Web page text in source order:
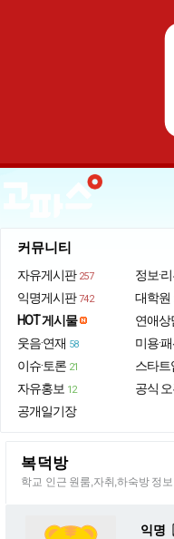
커뮤니티
자유게시판 257
익명게시판 742
HOT 게시물
웃음·연재 58
이슈·토론 21
자유홍보 12
공개일기장
정보·
대학원
연애상
미용·
스타트
공식
복덕방
학교 인근 원룸,자취,하숙방 정
익명